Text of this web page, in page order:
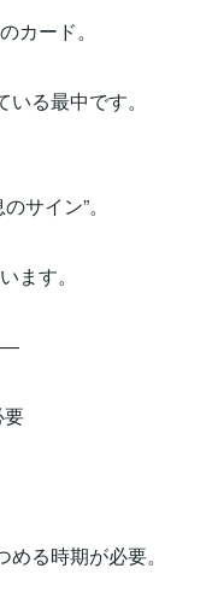
カード。
る最中です。
サイン”。
ます。
要
る時期が必要。